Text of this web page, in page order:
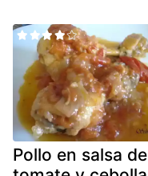
Pollo en salsa de